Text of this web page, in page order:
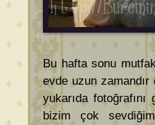
Bu hafta sonu
evde uzun
yukarıda
bizim çok